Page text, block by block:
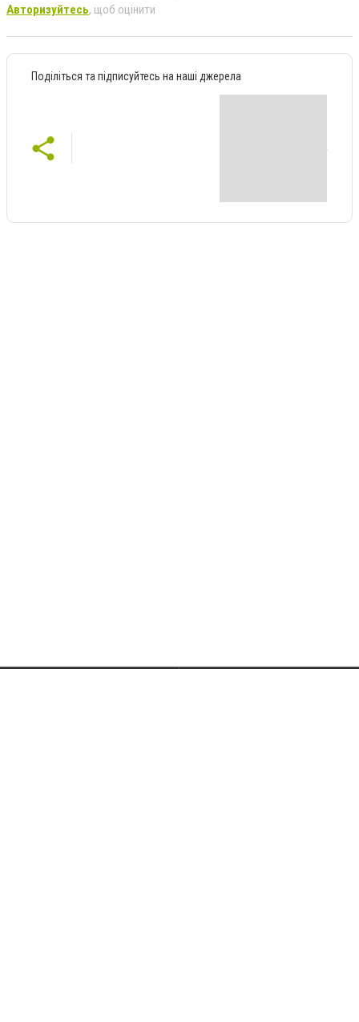
Авторизуйтесь, щоб оцінити
Поділіться та підписуйтесь на наші джерела